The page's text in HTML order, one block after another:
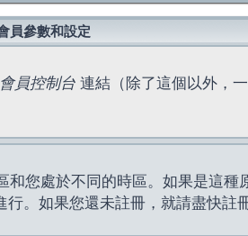
員參數和設定
會員控制台 連結（除了這個以外，
您處於不同的時區。如果是這
。如果您還未註冊，就請盡快註